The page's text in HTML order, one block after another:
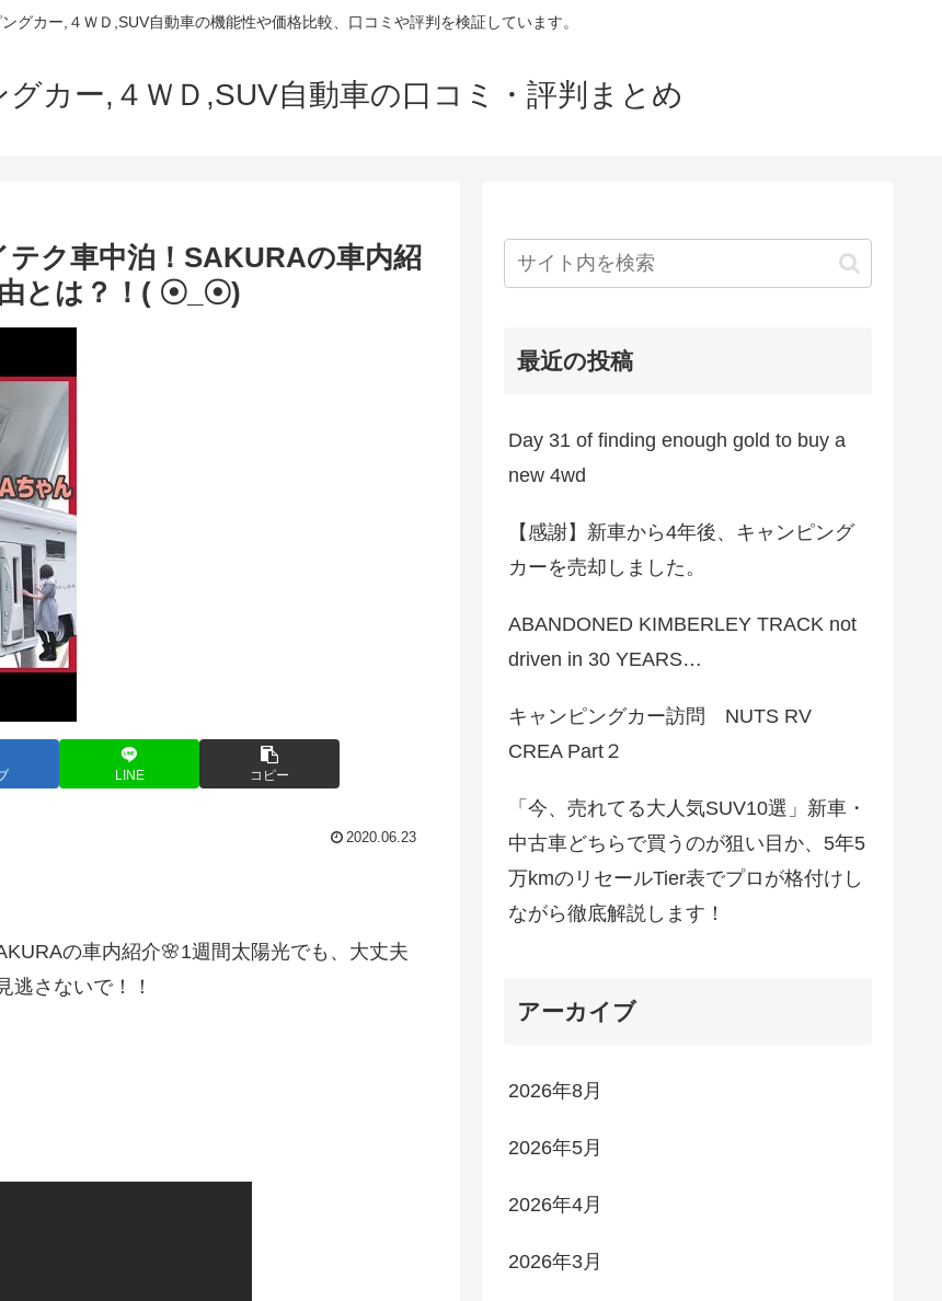
グカー,４ＷＤ,SUV自動車の機能性や価格比較、口コミや評判を検証しています。
カー,４ＷＤ,SUV自動車の口コミ・評判まとめ
テク車中泊！SAKURAの車内紹
由とは？！( ☉_☉)
LINE コピー
2020.06.23
の車内紹介🌸1週間太陽光でも、大丈夫
さないで！！
最近の投稿
Day 31 of finding enough gold to buy a
new 4wd
【感謝】新車から4年後、キャンピング
カーを売却しました。
ABANDONED KIMBERLEY TRACK not
driven in 30 YEARS…
キャンピングカー訪問 NUTS RV
CREA Part２
「今、売れてる大人気SUV10選」新車・
中古車どちらで買うのが狙い目か、5年5
万kmのリセールTier表でプロが格付けし
ながら徹底解説します！
アーカイブ
2026年8月
2026年5月
2026年4月
2026年3月